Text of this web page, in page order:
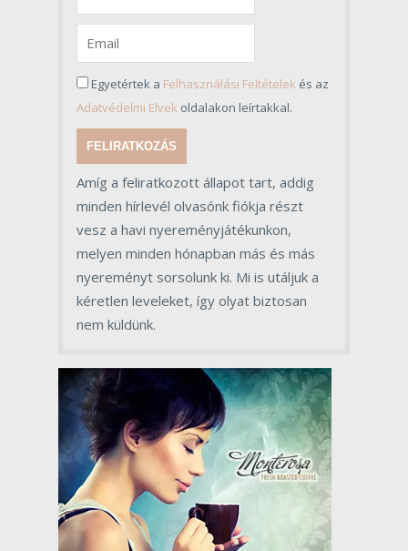
Egyetértek a Felhasználási Feltételek és az
Adatvédelmi Elvek oldalakon leírtakkal.
FELIRATKOZÁS
Amíg a feliratkozott állapot tart, addig
minden hírlevél olvasónk fiókja részt
vesz a havi nyereményjátékunkon,
melyen minden hónapban más és más
nyereményt sorsolunk ki. Mi is utáljuk a
kéretlen leveleket, így olyat biztosan
nem küldünk.